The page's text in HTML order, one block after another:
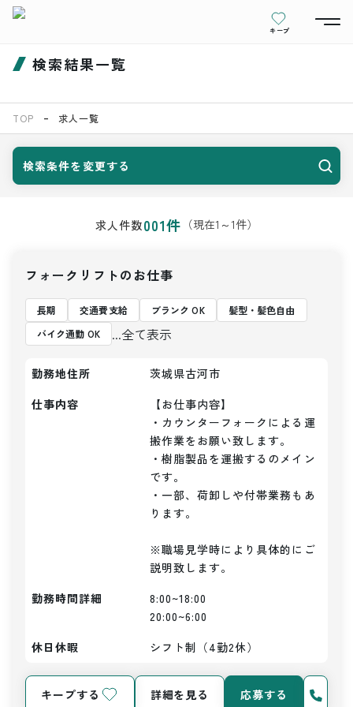
キープ
検索結果一覧
TOP 求人一覧
検索条件を変更する
求人件数001件 （現在1 ～1件）
フォークリフトのお仕事
長期 交通費支給 ブランク OK
髪型・髪色自由
バイク通勤 OK
...全て表示
勤務地住所
茨城県古河市
仕事内容
【お仕事内容】
・カウンターフォークによる運
搬作業をお願い致します。
・樹脂製品を運搬するのメイン
です。
・一部、荷卸しや付帯業務もあ
ります。
※職場見学時により具体的にご
説明致します。
勤務時間詳細
8:00~18:00
20:00~6:00
休日休暇
シフト制（4勤2休）
キープする 詳細を見る 応募する